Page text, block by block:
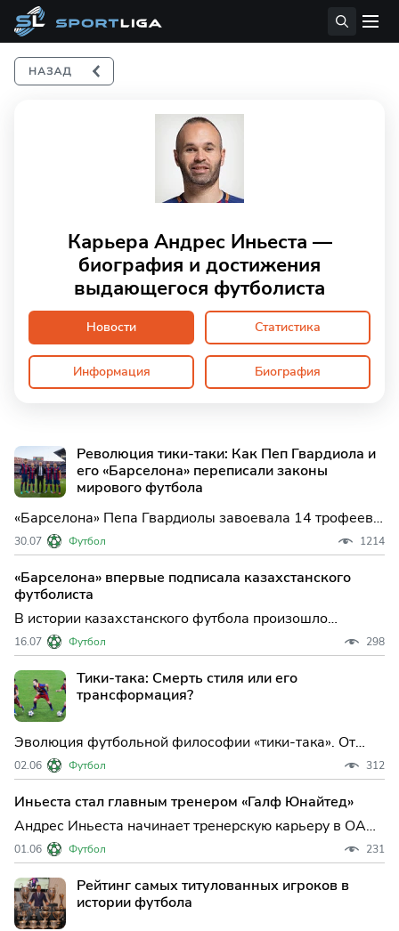
Карьера Андрес Иньеста —
биография и достижения
выдающегося футболиста
Новости Статистика
Информация Биография
Революция тики-таки: Как Пеп Гвардиола и
его «Барселона» переписали законы
мирового футбола
«Барселона» Пепа Гвардиолы завоевала 14 трофеев
за 4 года и изменила футбол навсегда. Разбираем, как
37-летний тренер выгнал Роналдиньо, придумал
позицию фальшивой девятки для Месси, разгромил
«Реал» 6:2 и уничтожил «МЮ» на Уэмбли.
30.07 Футбол 1214
«Барселона» впервые подписала казахстанского
футболиста
В истории казахстанского футбола произошло
знаковое событие: 14-летний нападающий Карим
Мендиканов стал первым представителем страны,
подписавшим контракт с легендарной "Барселоной".
Молодой талант официально присоединится к
академии каталонского клу
16.07 Футбол 298
Тики-така: Смерть стиля или его
трансформация?
Эволюция футбольной философии «тики-така». От
тотального доминирования «Барселоны» Пепа
Гвардиолы и сборной Испании до позиционного
кризиса и перерождения в современный позиционный
футбол.
02.06 Футбол 312
Иньеста стал главным тренером «Галф Юнайтед»
Андрес Иньеста начинает тренерскую карьеру в ОАЭ:
легенда "Барселоны" возглавил "Галф Юнайтед" Один
из самых титулованных футболистов XXI века, Андрес
Иньеста, официально приступил к новой роли —
теперь уже в качестве главного тренера. 42-летний э
01.06 Футбол 231
Рейтинг самых титулованных игроков в
истории футбола